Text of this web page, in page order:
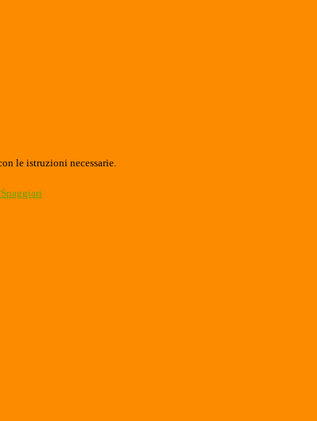
le istruzioni necessarie.